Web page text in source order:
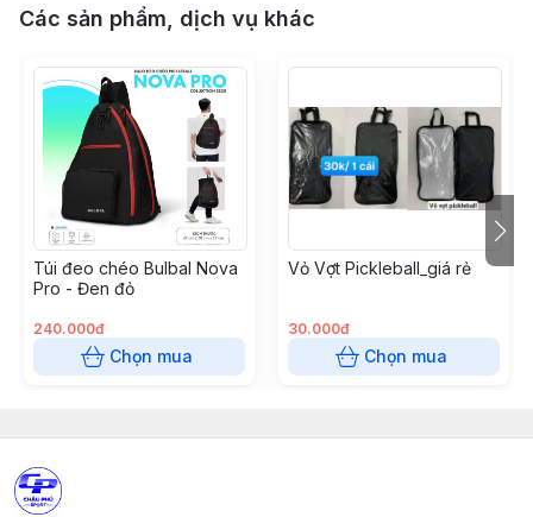
Các sản phẩm, dịch vụ khác
Túi đeo chéo Bulbal Nova
Pro - Đen đỏ
240.000đ
Chọn mua
Vỏ Vợt Pickleball_giá rẻ
30.000đ
Chọn mua